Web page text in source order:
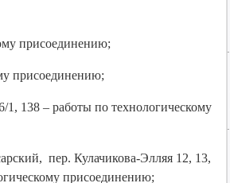
присоединению;
присоединению;
138 – работы по технологическому
пер. Кулачикова-Элляя 12, 13,
присоединению;